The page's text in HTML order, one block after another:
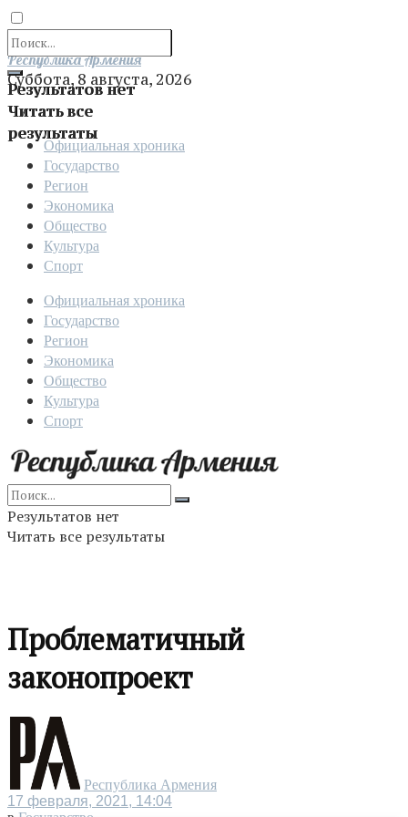
Результатов нет
Читать все
результаты
Отправить
Республика Армения
Суббота, 8 августа, 2026
Официальная хроника
Государство
Регион
Экономика
Общество
Культура
Спорт
Официальная хроника
Государство
Регион
Экономика
Общество
Культура
Спорт
Результатов нет
Читать все результаты
Проблематичный
законопроект
Республика Армения
17 февраля, 2021, 14:04